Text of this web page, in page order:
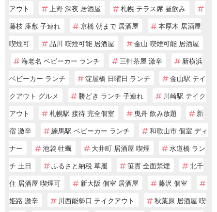
アウト
上野 深夜 居酒屋
札幌 テラス席 昼飲み
藤枝 座敷 子連れ
京橋 朝まで 居酒屋
本厚木 居酒屋
喫煙可
品川 喫煙可能 居酒屋
金山 喫煙可能 居酒屋
海老名 ベビーカー ランチ
三軒茶屋 激辛
新横浜
ベビーカー ランチ
淀屋橋 日曜日 ランチ
金山駅 テイ
クアウト グルメ
勝どき ランチ 子連れ
川崎駅 テイク
アウト
札幌駅 接待 完全個室 曳舟 飲み放題
新
宿 激辛
練馬駅 ベビーカー ランチ
和歌山市 個室 ディ
ナー
池袋 牡蠣 大井町 居酒屋 喫煙
水道橋 ラン
チ 土日
ふるさと納税 草履 笹貫 全面禁煙
北千
住 居酒屋 喫煙可
新大阪 個室 居酒屋
藤沢 個室
姫路 激辛
川西能勢口 テイクアウト 秋葉原 居酒屋 喫